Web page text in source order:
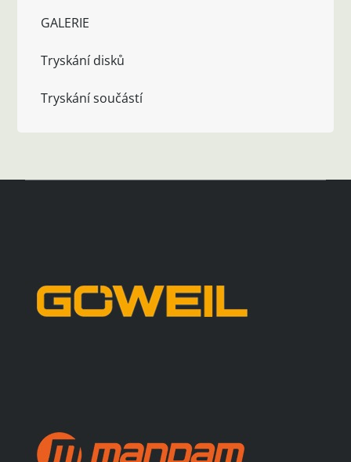
GALERIE
Tryskání disků
Tryskání součástí